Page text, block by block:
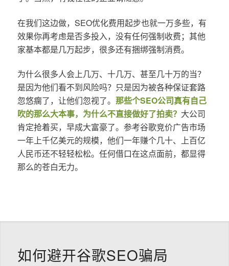
在我们这边做，SEO优化费用起步也就一万多些，有
效果你再考虑是否多投入，没有任何强制收费；其他
家基本都是几万起步，很多还有捆绑强制消费。
为什么很多人会上几万、十几万、甚至几十万的当？
是因为他们看不到风险吗？只是因为被各种保证套路
忽悠瘸了，让他们忽视了。 那些个SEO公司真有自己
吹的那么大本事，为什么不直接做好了拍卖？ 大公司
肯定抢着买，早成大富豪了。参考谷歌竞价广告市场
一年上千亿美元的规模，他们一年赚个几十、上百亿
人民币还不轻轻松松。任何借口在这点面前，都显得
那么的苍白无力。
如何避开谷歌SEO骗局